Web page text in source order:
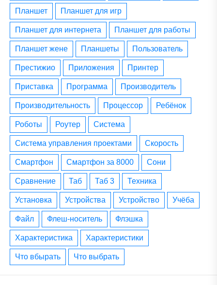
планшет планшет для игр
планшет для интернета планшет для работы
планшет жене планшеты пользователь
престижио приложения принтер
приставка программа производитель
производительность процессор ребёнок
роботы роутер система
система управления проектами скорость
смартфон смартфон за 8000 сони
сравнение таб таб 3 техника
установка устройства устройство учёба
файл флеш-носитель флэшка
характеристика характеристики
что вбырать что выбрать